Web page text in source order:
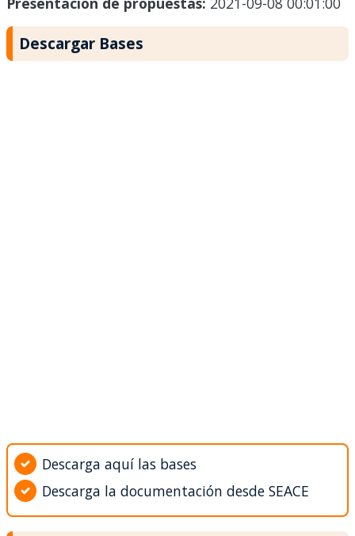
Descargar Bases
Descarga aquí las bases
Descarga la documentación desde SEACE